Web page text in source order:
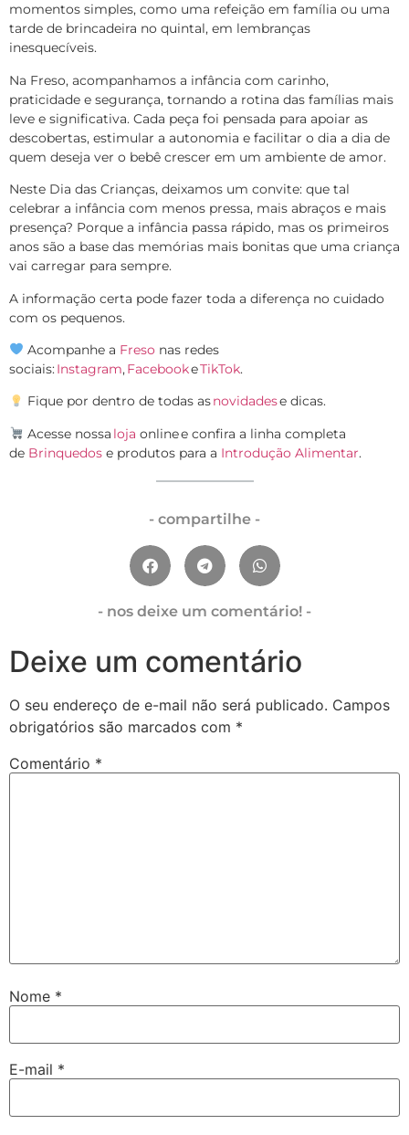
momentos simples, como uma refeição em família ou uma
tarde de brincadeira no quintal, em lembranças
inesquecíveis.
Na Freso, acompanhamos a infância com carinho,
praticidade e segurança, tornando a rotina das famílias mais
leve e significativa. Cada peça foi pensada para apoiar as
descobertas, estimular a autonomia e facilitar o dia a dia de
quem deseja ver o bebê crescer em um ambiente de amor.
Neste Dia das Crianças, deixamos um convite: que tal
celebrar a infância com menos pressa, mais abraços e mais
presença? Porque a infância passa rápido, mas os primeiros
anos são a base das memórias mais bonitas que uma criança
vai carregar para sempre.
A informação certa pode fazer toda a diferença no cuidado
com os pequenos.
Acompanhe a Freso nas redes
sociais:Instagram,FacebookeTikTok.
Fique por dentro de todas asnovidadese dicas.
Acesse nossa loja online e confira a linha completa
de Brinquedos e produtos para a Introdução Alimentar.
- compartilhe -
- nos deixe um comentário! -
Deixe um comentário
O seu endereço de e-mail não será publicado. Campos
obrigatórios são marcados com *
Comentário *
Nome *
E-mail *